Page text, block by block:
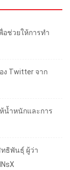
อช่วยให้การทำ
ง Twitter จาก
ห้น้ำหนักและการ
ทธิพันธุ์ ผู้ว่า